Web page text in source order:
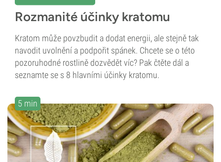
Rozmanité účinky kratomu
Kratom může povzbudit a dodat energii, ale stejně tak
navodit uvolnění a podpořit spánek. Chcete se o této
pozoruhodné rostlině dozvědět víc? Pak čtěte dál a
seznamte se s 8 hlavními účinky kratomu.
5 min